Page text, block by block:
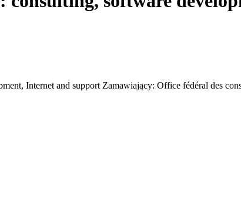
Internet and support Zamawiający: Office fédéral des